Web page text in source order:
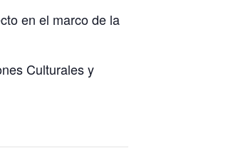
en el marco de la
Culturales y